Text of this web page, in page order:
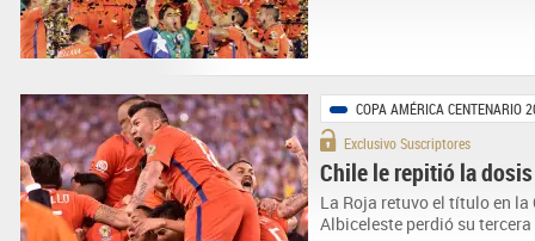
COPA AMÉRICA CENTENARIO
Exclusivo Suscriptores
Chile le repitió la
La Roja retuvo el título en
Albiceleste perdió su